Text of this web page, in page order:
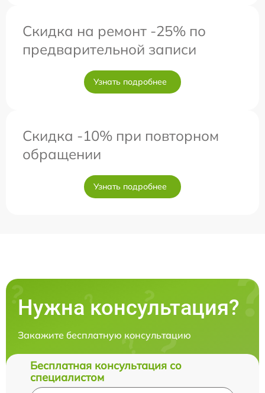
Скидка на ремонт -25% по
предварительной записи
Узнать подробнее
Скидка -10% при повторном
обращении
Узнать подробнее
Нужна консультация?
Закажите бесплатную консультацию
Бесплатная консультация со
специалистом